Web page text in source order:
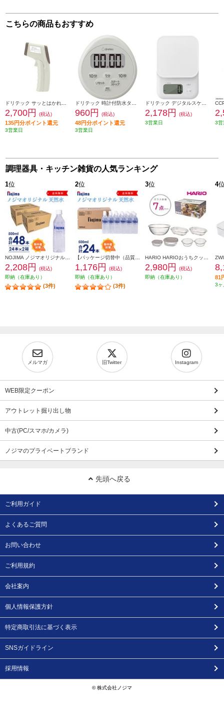
こちらの商品もおすすめ
2,700円 (税込)
135円分ポイント還元
3営業日
960円 (税込)
48円分ポイント還元
3営業日
2,178円
(税込)
3営業日
3営
調理器具・キッチン雑貨の人気ランキング
1位
2,208円
(税込)
即納（在庫あり）
(3件)
2位
1,176円
(税込)
即納（在庫あり）
(3件)
3位
2,980円
(税込)
即納（在庫あり）
4
81
3ヶ
メルマガ 旧Twitter Instagram
WEB限定クーポン
アウトレット掘り出し物
中古(PC/スマホ/カメラ)
ノジマのプライベートブランド
先頭へ戻る
ご利用ガイド
よくあるご質問
お問い合わせ
ご利用規約
会社案内
個人情報保護方針
特定商取引法に基づく表示
SNSガイドライン
採用情報
© 株式会社ノジマ